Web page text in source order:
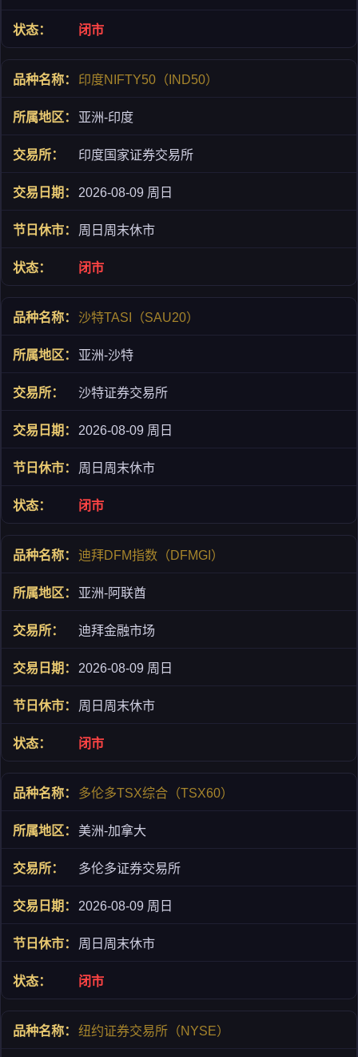
闭市
印度NIFTY50（IND50）
亚洲-印度
印度国家证券交易所
2026-08-09 周日
周日周末休市
闭市
沙特TASI（SAU20）
亚洲-沙特
沙特证券交易所
2026-08-09 周日
周日周末休市
闭市
迪拜DFM指数（DFMGI）
亚洲-阿联酋
迪拜金融市场
2026-08-09 周日
周日周末休市
闭市
多伦多TSX综合（TSX60）
美洲-加拿大
多伦多证券交易所
2026-08-09 周日
周日周末休市
闭市
纽约证券交易所（NYSE）